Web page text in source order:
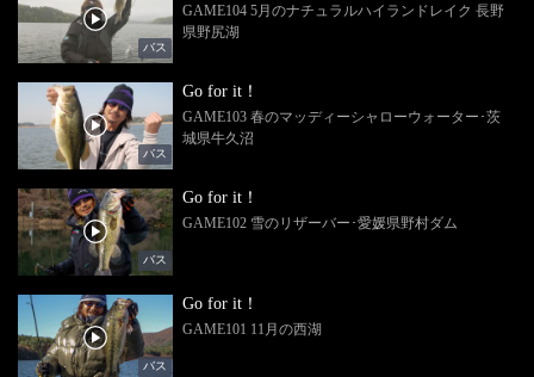
バス
GAME104 5月のナチュラルハイランドレイク 長野
県野尻湖
バス
Go for it！
GAME103 春のマッディーシャローウォーター･茨
城県牛久沼
バス
Go for it！
GAME102 雪のリザーバー･愛媛県野村ダム
バス
Go for it！
GAME101 11月の西湖